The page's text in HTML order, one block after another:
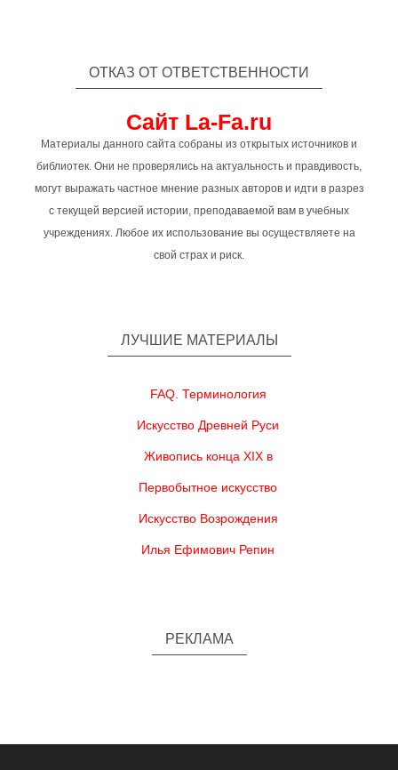
ОТКАЗ ОТ ОТВЕТСТВЕННОСТИ
Сайт La-Fa.ru
Материалы данного сайта собраны из открытых источников и
библиотек. Они не проверялись на актуальность и правдивость,
могут выражать частное мнение разных авторов и идти в разрез
с текущей версией истории, преподаваемой вам в учебных
учреждениях. Любое их использование вы осуществляете на
свой страх и риск.
ЛУЧШИЕ МАТЕРИАЛЫ
FAQ. Терминология
Искусство Древней Руси
Живопись конца XIX в
Первобытное искусство
Искусство Возрождения
Илья Ефимович Репин
РЕКЛАМА